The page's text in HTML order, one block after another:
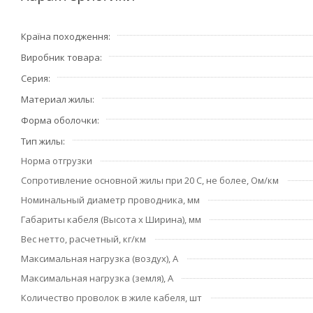
Условия эксплуатации и монтажа:
Температура окружающей среды от минус 25°С до плюс
эксплуатации не более 70°С.Строительная длина
Срок службы 30 лет – для проводов, применяемых в
Країна походження
Виробник товара
Серия
Материал жилы
Форма оболочки
Тип жилы
Норма отгрузки
Сопротивление основной жилы при 20 C, не более, Ом/км
Номинальный диаметр проводника, мм
Габариты кабеля (Высота х Ширина), мм
Вес нетто, расчетный, кг/км
Максимальная нагрузка (воздух), А
Максимальная нагрузка (земля), А
Количество проволок в жиле кабеля, шт